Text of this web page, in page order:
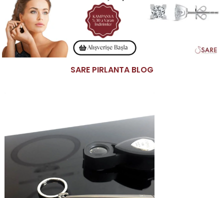
SARE PIRLANTA BLOG